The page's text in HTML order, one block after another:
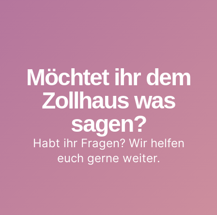
Möchtet ihr dem
Zollhaus was
sagen?
Habt ihr Fragen? Wir helfen
euch gerne weiter.